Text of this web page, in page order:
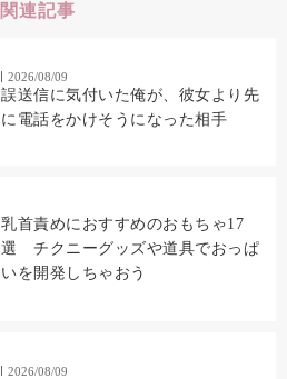
関連記事
2026/08/09
誤送信に気付いた俺が、彼女より先
に電話をかけそうになった相手
乳首責めにおすすめのおもちゃ17
選 チクニーグッズや道具でおっぱ
いを開発しちゃおう
2026/08/09